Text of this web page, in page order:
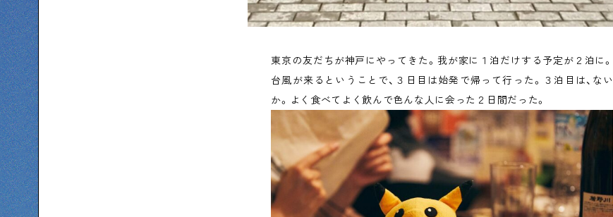
東京の友だちが神戸にやってきた。我が家に１泊だけする予定が２泊に。
台風が来るということで、３日目は始発で帰って行った。３泊目は、ない
か。よく食べてよく飲んで色んな人に会った２日間だった。